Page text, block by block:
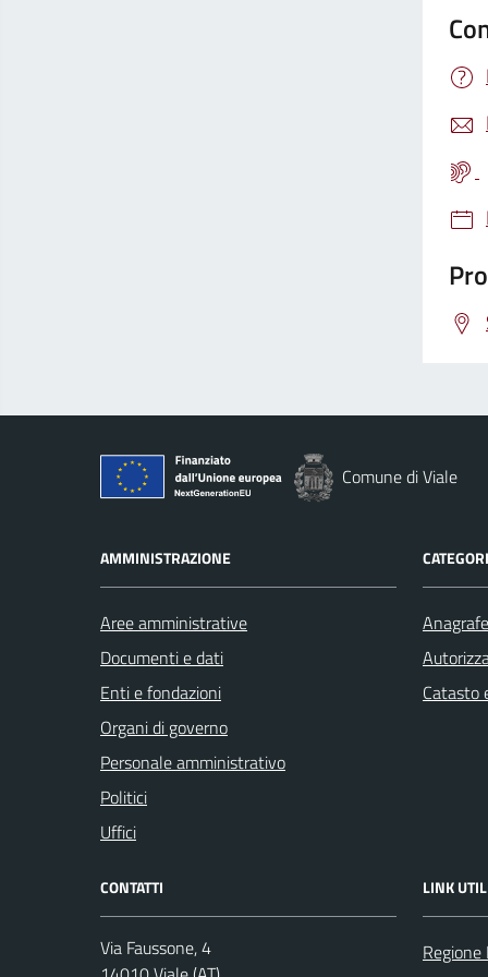
Comune di Viale
AMMINISTRAZIONE
Aree amministrative
Documenti e dati
Enti e fondazioni
Organi di governo
Personale amministrativo
Politici
Uffici
Catasto
CONTATTI
Via Faussone, 4
LINK